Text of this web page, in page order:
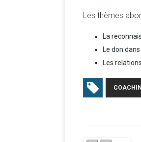
Les thèmes
La
Le don dans
Les